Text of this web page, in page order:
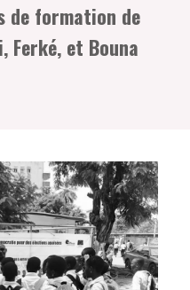
de formation de
Ferké, et Bouna